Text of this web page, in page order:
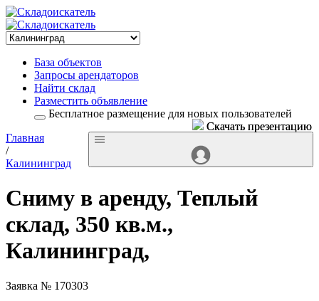
База объектов
Запросы арендаторов
Найти склад
Разместить объявление
Бесплатное размещение для новых пользователей
Главная
/
Калининград
Сниму в аренду, Теплый
склад, 350 кв.м.,
Калининград,
Заявка № 170303
Скачать презентацию
Скачать презентацию